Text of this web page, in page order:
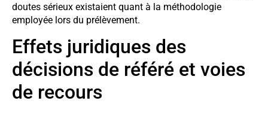
doutes sérieux existaient quant à la méthodologie
employée lors du prélèvement.
Effets juridiques des
décisions de référé et voies
de recours